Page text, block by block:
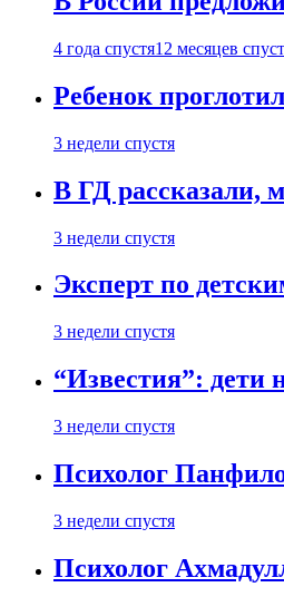
4 года спустя12 месяцев
Ребенок
3 недели спустя
В ГД рассказали,
3 недели спустя
Эксперт по
3 недели спустя
“Известия”: дети
3 недели спустя
Психолог
3 недели спустя
Психолог